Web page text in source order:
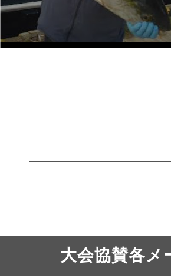
大会協賛各メ